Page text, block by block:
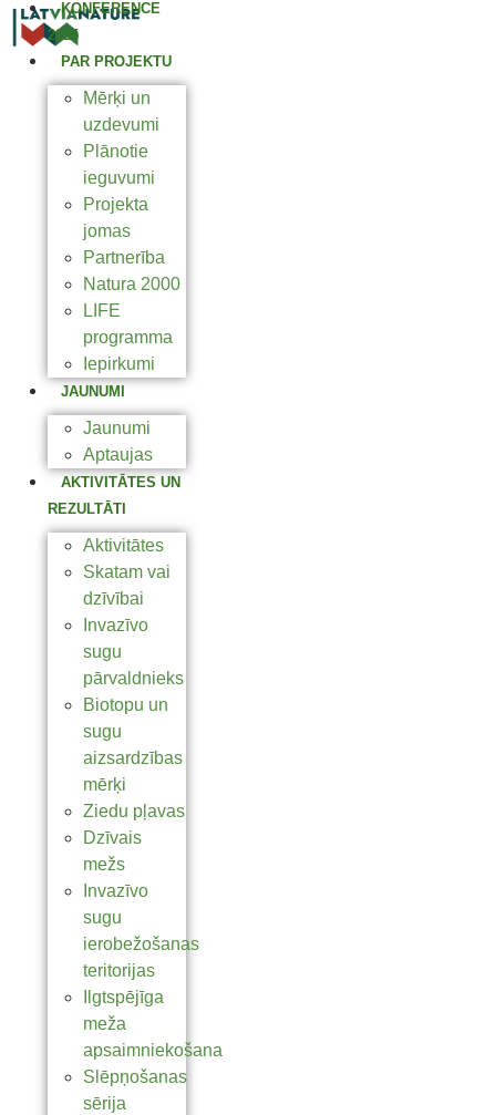
KONFERENCE
2025
PAR PROJEKTU
Mērķi un
uzdevumi
Plānotie
ieguvumi
Projekta
jomas
Partnerība
Natura 2000
LIFE
programma
Iepirkumi
JAUNUMI
Jaunumi
Aptaujas
AKTIVITĀTES UN
REZULTĀTI
Aktivitātes
Skatam vai
dzīvībai
Invazīvo
sugu
pārvaldnieks
Biotopu un
sugu
aizsardzības
mērķi
Ziedu pļavas
Dzīvais
mežs
Invazīvo
sugu
ierobežošanas
teritorijas
Ilgtspējīga
meža
apsaimniekošana
Slēpņošanas
sērija